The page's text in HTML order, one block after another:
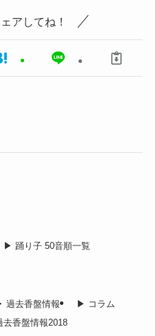
アしてね！
▶︎ 踊り子 50音順一覧
過去香盤情報
去香盤情報2018
▶︎ コラム